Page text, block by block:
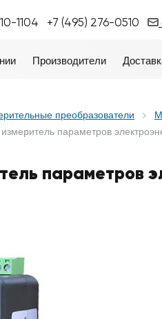
1104 +7 (495) 276-0510
Производители
преобразователи
параметров
параметров